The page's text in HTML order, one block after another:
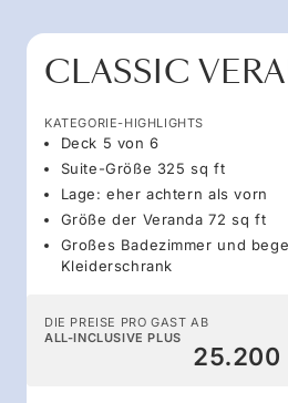
CLASSIC
KATEGORIE-HIGHLIGHTS
Deck 5 von 6
Suite-Größe 325 sq ft
Lage: eher achtern als vorn
Größe der Veranda 72 sq ft
Großes Badezimmer und
Kleiderschrank
DIE PREISE PRO GAST AB
ALL-INCLUSIVE PLUS
25.200